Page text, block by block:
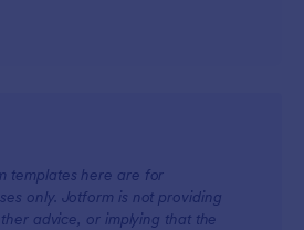
templates here are for
only. Jotform is not providing
advice, or implying that the